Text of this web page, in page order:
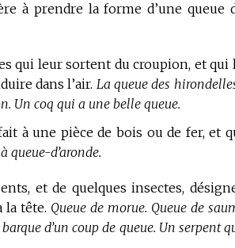
à prendre la forme d’une queue
qui leur sortent du croupion, et qui
dans l’air. La queue des
Un coq qui a une belle queue.
à une pièce de bois ou de fer, et
queue-d’aronde.
et de quelques insectes,
la tête. Queue de morue. Queue de
d’un coup de queue. Un serpent